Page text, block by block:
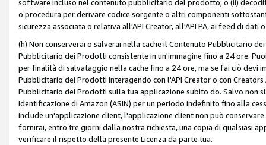
software incluso nel contenuto pubblicitario del prodotto; o (ii)
o procedura per derivare codice sorgente o altri componenti
sicurezza associata o relativa all'API Creator, all'API PA, ai feed di
(h) Non conserverai o salverai nella cache il Contenuto Pubblicitario
Pubblicitario dei Prodotti consistente in un'immagine fino a 24 ore.
per finalità di salvataggio nella cache fino a 24 ore, ma se fai ciò
Pubblicitario dei Prodotti interagendo con l'API Creator o con
Pubblicitario dei Prodotti sulla tua applicazione subito do. Salvo non
Identificazione di Amazon (ASIN) per un periodo indefinito fino alla
include un'applicazione client, l'applicazione client non può
fornirai, entro tre giorni dalla nostra richiesta, una copia di qualsiasi
verificare il rispetto della presente Licenza da parte tua.